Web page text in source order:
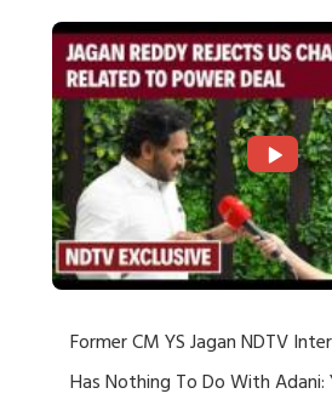
Former CM YS Jagan NDTV
Has Nothing To Do With Adani: